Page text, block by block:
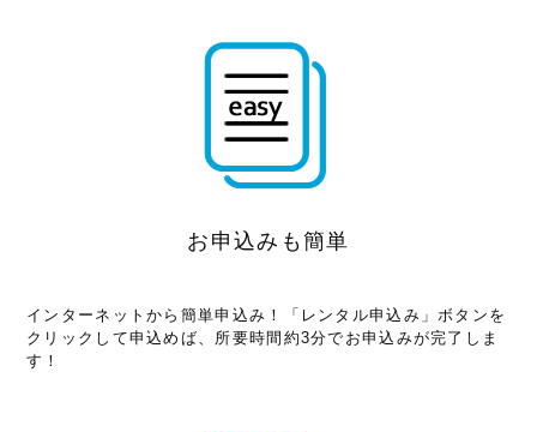
お申込みも簡単
インターネットから簡単申込み！「レンタル申込み」ボタンを
クリックして申込めば、所要時間約3分でお申込みが完了しま
す！